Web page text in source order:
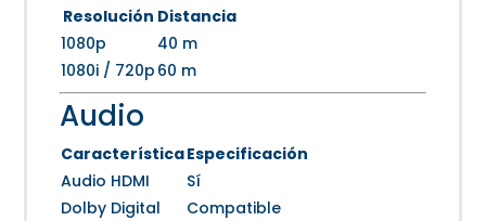
Resolución Distancia
1080p
40 m
1080i / 720p 60 m
Audio
CaracterísticaEspecificación
Audio HDMI
Sí
Dolby Digital
Compatible